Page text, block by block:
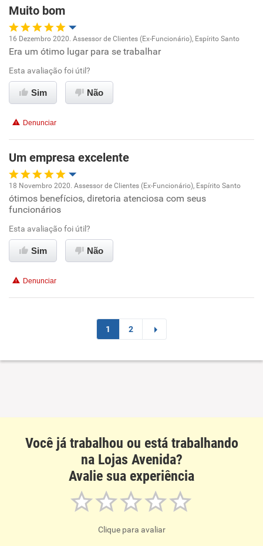
Recomenda a diretoria
Muito bom
Oportunidade de promoção
Ambiente de trabalho
Benefícios
Recomenda esta empresa
Recomenda a diretoria
16 Dezembro 2020. Assessor de Clientes (Ex-Funcionário), Espírito Santo
Era um ótimo lugar para se trabalhar
Esta avaliação foi útil?
Sim Não
Denunciar
Um empresa excelente
Oportunidade de promoção
Ambiente de trabalho
Conciliação com a vida familiar
Recomenda esta empresa
Recomenda a diretoria
18 Novembro 2020. Assessor de Clientes (Ex-Funcionário), Espírito Santo
ótimos benefícios, diretoria atenciosa com seus
funcionários
Esta avaliação foi útil?
Sim Não
Denunciar
1 2
Você já trabalhou ou está trabalhando
na Lojas Avenida?
Avalie sua experiência
Clique para avaliar